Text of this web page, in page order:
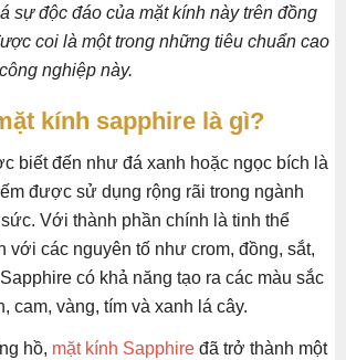
sự độc đáo của mặt kính này trên đồng
coi là một trong những tiêu chuẩn cao
nghiệp này.
kính sapphire là gì?
biết đến như đá xanh hoặc ngọc bích là
được sử dụng rộng rãi trong ngành
Với thành phần chính là tinh thể
với các nguyên tố như crom, đồng, sắt,
có khả năng tạo ra các màu sắc
cam, vàng, tím và xanh lá cây.
hồ, mặt kính Sapphire đã trở thành một